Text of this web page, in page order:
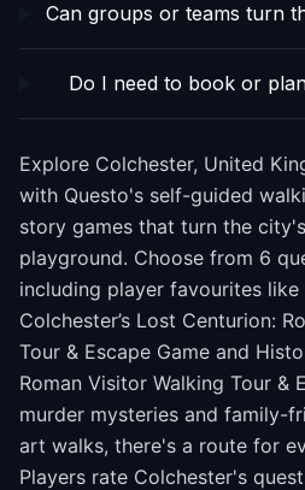
Can groups or teams turn
Do I need to book or
Explore Colchester, United
with Questo's self-guided
story games that turn the
playground. Choose from 6
including player favourites like
Colchester’s Lost Centurion:
Tour & Escape Game and
Roman Visitor Walking Tour &
murder mysteries and family-
art walks, there's a route for
Players rate Colchester's